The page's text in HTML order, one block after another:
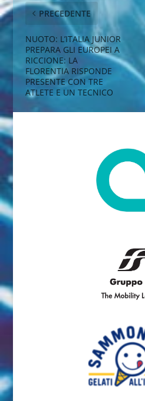
PRECEDENTE
NUOTO: L’ITALIA JUNIOR
PREPARA GLI EUROPEI A
RICCIONE: LA
FLORENTIA RISPONDE
PRESENTE CON TRE
ATLETE E UN TECNICO